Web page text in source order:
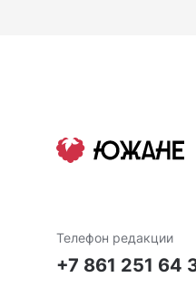
Телефон редакции
+7 861 251 64